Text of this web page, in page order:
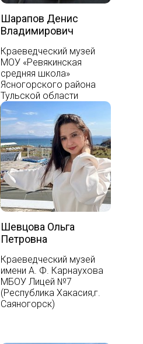
Шарапов Денис
Владимирович
Краеведческий музей
МОУ «Ревякинская
средняя школа»
Ясногорского района
Тульской области
Шевцова Ольга
Петровна
Краеведческий музей
имени А. Ф. Карнаухова
МБОУ Лицей №7
(Республика Хакасия,г.
Саяногорск)